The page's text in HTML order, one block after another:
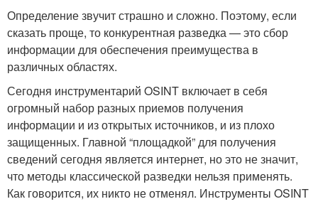
Определение звучит страшно и сложно. Поэтому, если
сказать проще, то конкурентная разведка — это сбор
информации для обеспечения преимущества в
различных областях.
Сегодня инструментарий OSINT включает в себя
огромный набор разных приемов получения
информации и из открытых источников, и из плохо
защищенных. Главной “площадкой” для получения
сведений сегодня является интернет, но это не значит,
что методы классической разведки нельзя применять.
Как говорится, их никто не отменял. Инструменты OSINT